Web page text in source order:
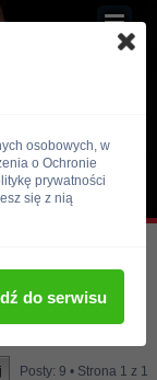
Posty: 9 • Strona 1 z 1
osobowych, w
o Ochronie
prywatności
się z nią
do serwisu